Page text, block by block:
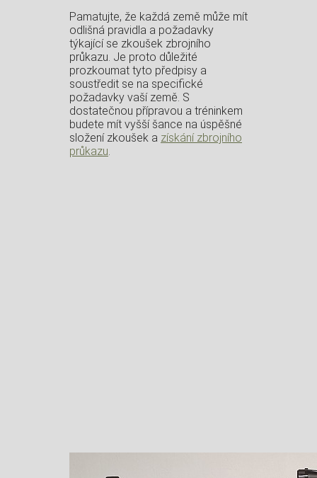
Pamatujte, že každá země může mít
odlišná pravidla a požadavky
týkající se zkoušek zbrojního
průkazu. Je proto důležité
prozkoumat tyto předpisy a
soustředit se na specifické
požadavky vaší země. S
dostatečnou přípravou a tréninkem
budete mít vyšší šance na úspěšné
složení zkoušek a získání zbrojního
průkazu.